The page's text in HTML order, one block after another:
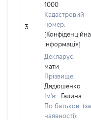
3
1000
Кадастровий
номер:
[Конфіденційна
інформація]
Декларує:
мати
Прізвище:
Дядюшенко
Ім'я:
Галина
По батькові (за
наявності):